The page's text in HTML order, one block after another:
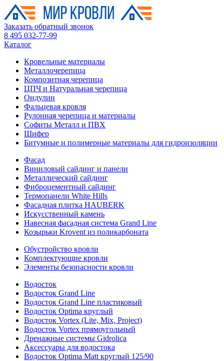
Заказать обратный звонок
8 495 032-77-99
Каталог
Кровельные материалы
Металлочерепица
Композитная черепица
ЦПЧ и Натуральная черепица
Ондулин
Фальцевая кровля
Рулонная черепица и материалы
Софиты Металл и ПВХ
Шифер
Битумные и полимерные материалы для гидроизоляции
Фасад
Виниловый сайдинг и панели
Металлический сайдинг
Фиброцементный сайдинг
Термопанели White Hills
Фасадная плитка HAUBERK
Искусственный камень
Навесная фасадная система Grand Line
Козырьки Krovent из поликарбоната
Обустройство кровли
Комплектующие кровли
Элементы безопасности кровли
Водосток
Водосток Grand Line
Водосток Grand Line пластиковый
Водосток Optima круглый
Водосток Vortex (Lite, Mix, Project)
Водосток Vortex прямоугольный
Дренажные системы Gidrolica
Аксессуары для водостока
Водосток Optima Matt круглый 125/90